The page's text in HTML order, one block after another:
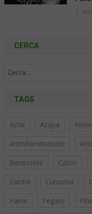
CERCA
TAGS
Acne Acqua
Antinfiammatorio
Benessere Calcio
Cucina Curcuma
Fame Fegato